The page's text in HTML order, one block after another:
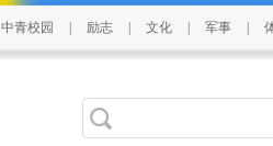
中青校园 励志 文化 军事